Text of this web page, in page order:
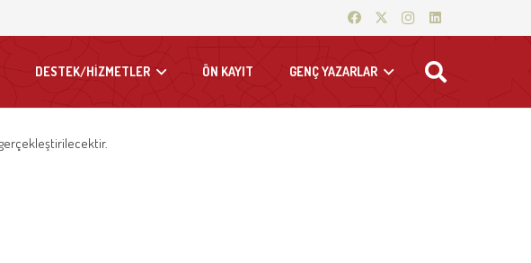
DESTEK/HİZMETLER ÖN KAYIT GENÇ YAZARLAR
gerçekleştirilecektir.